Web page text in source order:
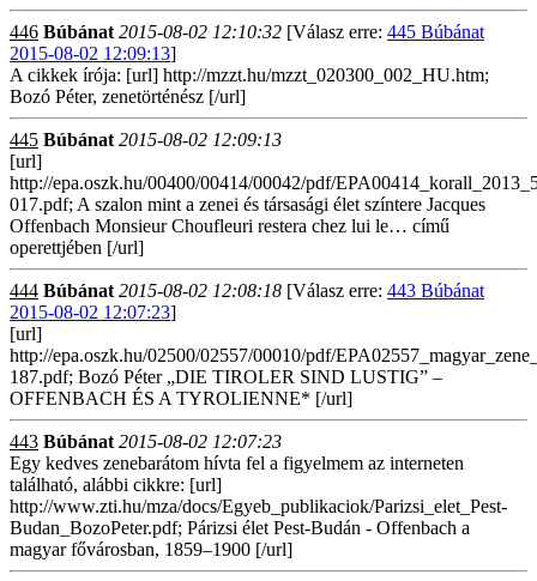
446 Búbánat 2015-08-02 12:10:32 [Válasz erre: 445 Búbánat
2015-08-02 12:09:13]
A cikkek írója: [url] http://mzzt.hu/mzzt_020300_002_HU.htm;
Bozó Péter, zenetörténész [/url]
445 Búbánat 2015-08-02 12:09:13
[url]
http://epa.oszk.hu/00400/00414/00042/pdf/
017.pdf; A szalon mint a zenei és társasági élet színtere Jacques
Offenbach Monsieur Choufleuri restera chez lui le… című
operettjében [/url]
444 Búbánat 2015-08-02 12:08:18 [Válasz erre: 443 Búbánat
2015-08-02 12:07:23]
[url]
http://epa.oszk.hu/02500/02557/00010/pdf/
187.pdf; Bozó Péter „DIE TIROLER SIND LUSTIG” –
OFFENBACH ÉS A TYROLIENNE* [/url]
443 Búbánat 2015-08-02 12:07:23
Egy kedves zenebarátom hívta fel a figyelmem az interneten
található, alábbi cikkre: [url]
http://www.zti.hu/mza/docs/Egyeb_publikaciok/Parizsi_elet_Pest-
Budan_BozoPeter.pdf; Párizsi élet Pest-Budán - Offenbach a
magyar fővárosban, 1859–1900 [/url]